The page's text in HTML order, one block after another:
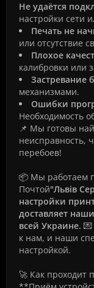
Не удаётся
настройки сети
Печать не
или отсутствие
Плохое
калибровки или
Застревание
механизмами.
Ошибки
Необходимость
📌 Мы готовы
неисправность,
перебоев!
📦 Мы работаем
Почтой"Львів
настройки
доставляет
всей Украине.
к нам, и наши
настройкой.
🚀 Как проходит